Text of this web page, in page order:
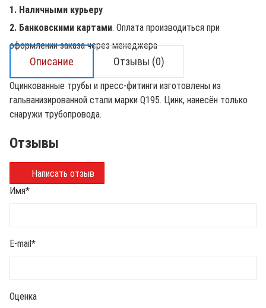
1. Наличными курьеру
2. Банковскими картами. Оплата производиться при
оформлении заказа через менеджера
Описание Отзывы (0)
Оцинкованные трубы и пресс-фитинги изготовлены из
гальванизированной стали марки Q195. Цинк, нанесён только
снаружи трубопровода.
Отзывы
Написать отзыв
Имя*
E-mail*
Оценка